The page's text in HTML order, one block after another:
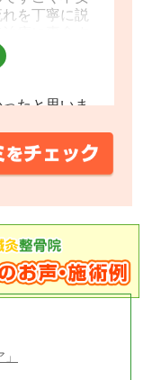
を丁寧に説
切で、院内
った事は辛
^)
たと思いま
事が出来
感じがして
いる時に、
、始終丁寧
用してどこ
くれるの
ことが出来
ますが、以
ございまし